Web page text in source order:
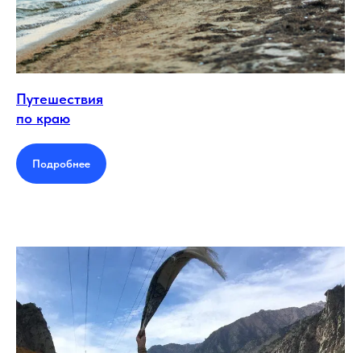
Путешествия
по краю
Подробнее